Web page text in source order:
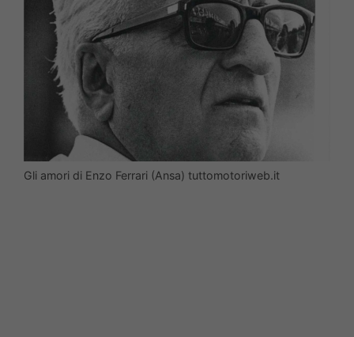
Gli amori di Enzo Ferrari (Ansa) tuttomotoriweb.it